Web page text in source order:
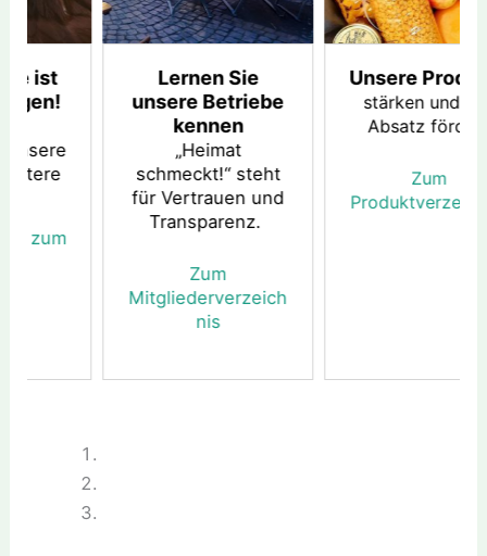
ist
unsere
zum
Lernen Sie
unsere Betriebe
kennen
„Heimat
schmeckt!“ steht
für Vertrauen und
Transparenz.
Zum
Mitgliederverzeich
nis
Unsere
stärken und
Absatz
Zum